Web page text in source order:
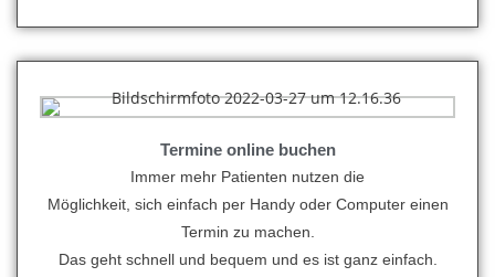
Termine online buchen
Immer mehr Patienten nutzen die
Möglichkeit, sich einfach per Handy oder Computer einen
Termin zu machen.
Das geht schnell und bequem und es ist ganz einfach.